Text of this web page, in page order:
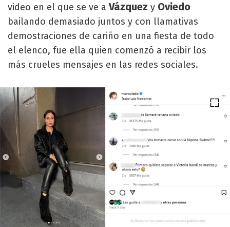
video en el que se ve aVázquez y Oviedo
bailando demasiado juntos y con llamativas
demostraciones de cariño en una fiesta de todo
el elenco, fue ella quien comenzó a recibir los
más crueles mensajes en las redes sociales.